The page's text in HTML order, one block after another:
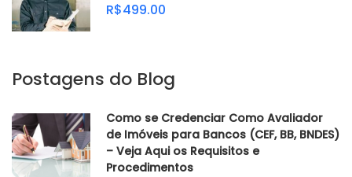
R$499.00
Postagens do Blog
Como se Credenciar Como Avaliador
de Imóveis para Bancos (CEF, BB, BNDES)
– Veja Aqui os Requisitos e
Procedimentos